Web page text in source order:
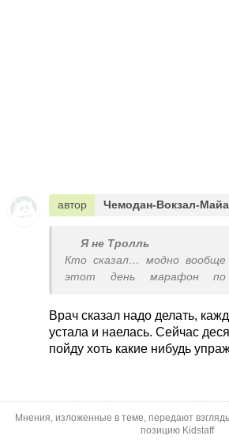
автор Чемодан-Вокзал-
Я не Тролль
Кто сказал… модно
этот день марафон по
Врач сказал надо делать,
устала и наелась. Сейчас
пойду хоть какие нибудь
Мнения, изложенные в теме, передают
позицию Kidstaff